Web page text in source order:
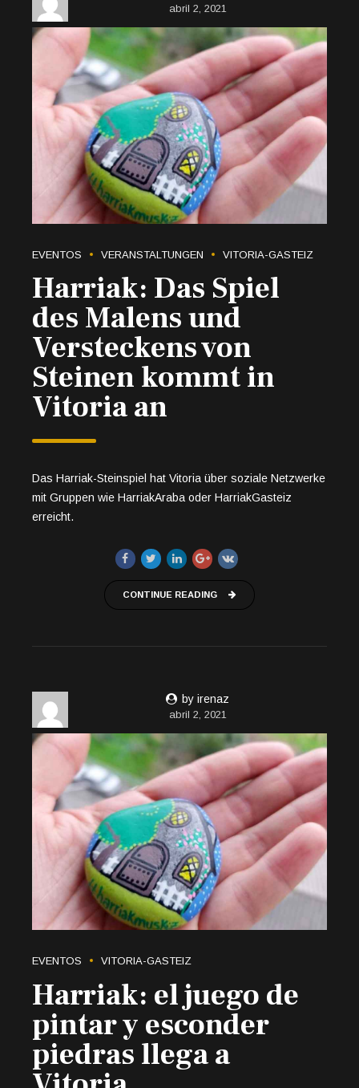
abril 2, 2021
EVENTOS VERANSTALTUNGEN VITORIA-GASTEIZ
Harriak: Das Spiel
des Malens und
Versteckens von
Steinen kommt in
Vitoria an
Das Harriak-Steinspiel hat Vitoria über soziale Netzwerke
mit Gruppen wie HarriakAraba oder HarriakGasteiz
erreicht.
CONTINUE READING
by irenaz
abril 2, 2021
EVENTOS VITORIA-GASTEIZ
Harriak: el juego de
pintar y esconder
piedras llega a